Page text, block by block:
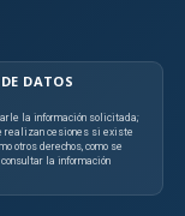
DATOS
la información solicitada;
realizan cesiones si existe
otros derechos, como se
consultar la información